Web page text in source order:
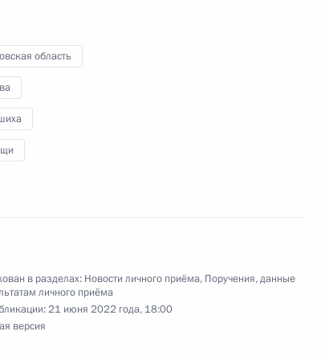
по итогам личного приёма в режиме видео-
области, проведённого по поручению
область
в разделах: Новости личного приёма, Поручения, данные
личного приёма
21 июня 2022 года, 18:00
версия